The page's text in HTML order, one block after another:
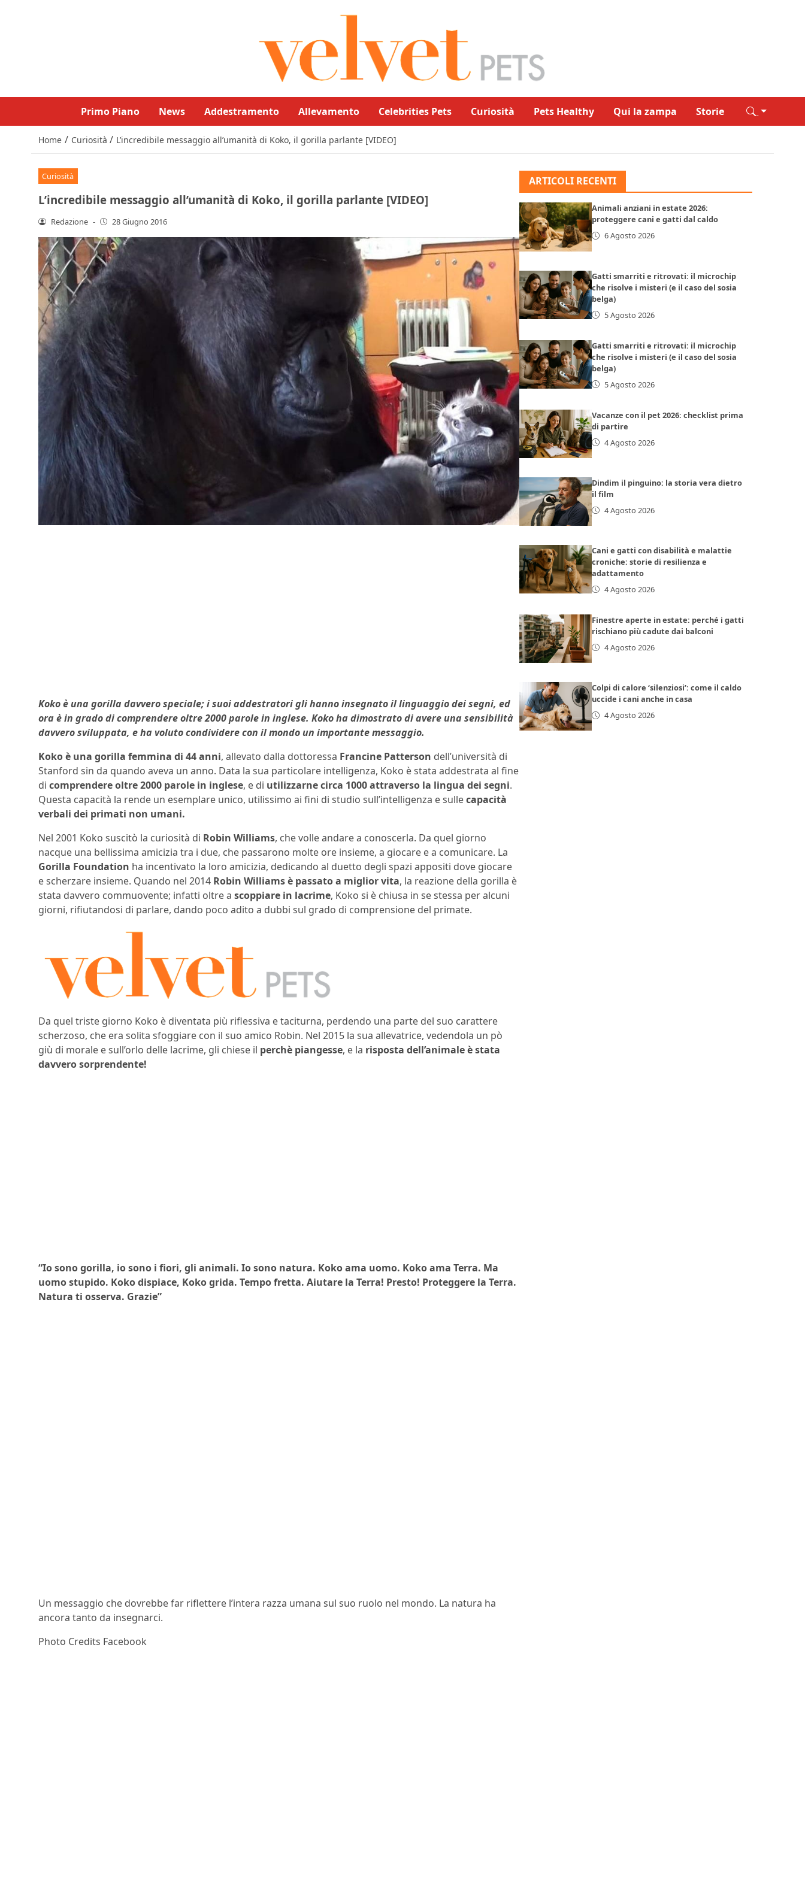
Primo Piano News Addestramento Allevamento Celebrities Pets Curiosità Pets Healthy Qui la zampa Storie
Home / Curiosità / L’incredibile messaggio all’umanità di Koko, il gorilla parlante [VIDEO]
Curiosità
L’incredibile messaggio all’umanità di Koko, il gorilla parlante [VIDEO]
Redazione - 28 Giugno 2016
Koko è una gorilla davvero speciale; i suoi addestratori gli hanno insegnato il linguaggio dei segni, ed
ora è in grado di comprendere oltre 2000 parole in inglese. Koko ha dimostrato di avere una sensibilità
davvero sviluppata, e ha voluto condividere con il mondo un importante messaggio.
Koko è una gorilla femmina di 44 anni, allevato dalla dottoressa Francine Patterson dell’università di
Stanford sin da quando aveva un anno. Data la sua particolare intelligenza, Koko è stata addestrata al fine
di comprendere oltre 2000 parole in inglese, e di utilizzarne circa 1000 attraverso la lingua dei segni.
Questa capacità la rende un esemplare unico, utilissimo ai fini di studio sull’intelligenza e sullecapacità
verbali dei primati non umani.
Nel 2001 Koko suscitò la curiosità di Robin Williams, che volle andare a conoscerla. Da quel giorno
nacque una bellissima amicizia tra i due, che passarono molte ore insieme, a giocare e a comunicare. La
Gorilla Foundation ha incentivato la loro amicizia, dedicando al duetto degli spazi appositi dove giocare
e scherzare insieme. Quando nel 2014 Robin Williams è passato a miglior vita, la reazione della gorilla è
stata davvero commuovente; infatti oltre a scoppiare in lacrime, Koko si è chiusa in se stessa per alcuni
giorni, rifiutandosi di parlare, dando poco adito a dubbi sul grado di comprensione del primate.
Da quel triste giorno Koko è diventata più riflessiva e taciturna, perdendo una parte del suo carattere
scherzoso, che era solita sfoggiare con il suo amico Robin. Nel 2015 la sua allevatrice, vedendola un pò
giù di morale e sull’orlo delle lacrime, gli chiese il perchè piangesse, e la risposta dell’animale è stata
davvero sorprendente!
“Io sono gorilla, io sono i fiori, gli animali. Io sono natura. Koko ama uomo. Koko ama Terra. Ma
uomo stupido. Koko dispiace, Koko grida. Tempo fretta. Aiutare la Terra! Presto! Proteggere la Terra.
Natura ti osserva. Grazie”
Un messaggio che dovrebbe far riflettere l’intera razza umana sul suo ruolo nel mondo. La natura ha
ancora tanto da insegnarci.
Photo Credits Facebook
ARTICOLI RECENTI
Animali anziani in estate 2026:
proteggere cani e gatti dal caldo
6 Agosto 2026
Gatti smarriti e ritrovati: il microchip
che risolve i misteri (e il caso del sosia
belga)
5 Agosto 2026
Gatti smarriti e ritrovati: il microchip
che risolve i misteri (e il caso del sosia
belga)
5 Agosto 2026
Vacanze con il pet 2026: checklist prima
di partire
4 Agosto 2026
Dindim il pinguino: la storia vera dietro
il film
4 Agosto 2026
Cani e gatti con disabilità e malattie
croniche: storie di resilienza e
adattamento
4 Agosto 2026
Finestre aperte in estate: perché i gatti
rischiano più cadute dai balconi
4 Agosto 2026
Colpi di calore ‘silenziosi’: come il caldo
uccide i cani anche in casa
4 Agosto 2026